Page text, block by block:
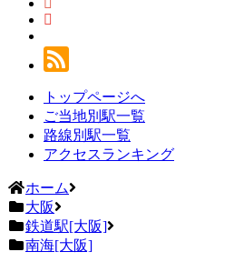
トップページへ
ご当地別駅一覧
路線別駅一覧
アクセスランキング
ホーム
大阪
鉄道駅[大阪]
南海[大阪]